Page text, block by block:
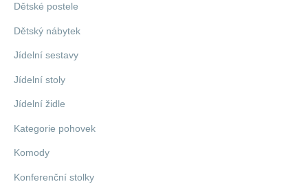
Dětské postele
Dětský nábytek
Jídelní sestavy
Jídelní stoly
Jídelní židle
Kategorie pohovek
Komody
Konferenční stolky